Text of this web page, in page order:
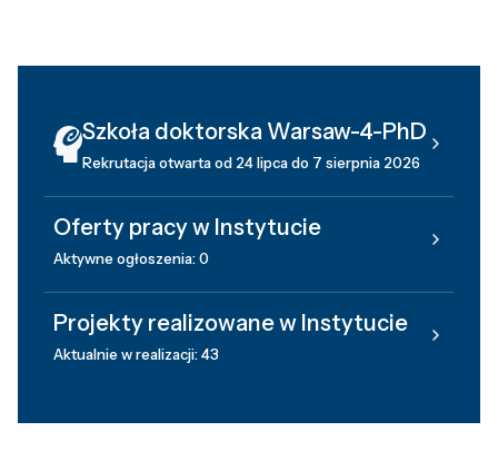
Szkoła doktorska Warsaw-4-PhD
Rekrutacja otwarta od 24 lipca do 7 sierpnia 2026
Oferty pracy w Instytucie
Aktywne ogłoszenia: 0
Projekty realizowane w Instytucie
Aktualnie w realizacji: 43